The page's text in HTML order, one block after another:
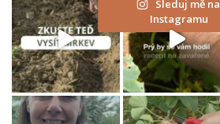
Sleduj mě na
Instagramu